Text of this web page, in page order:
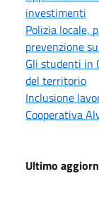
investimenti
Polizia locale,
prevenzione
Gli studenti in
del territorio
Inclusione
Cooperativa
Ultimo